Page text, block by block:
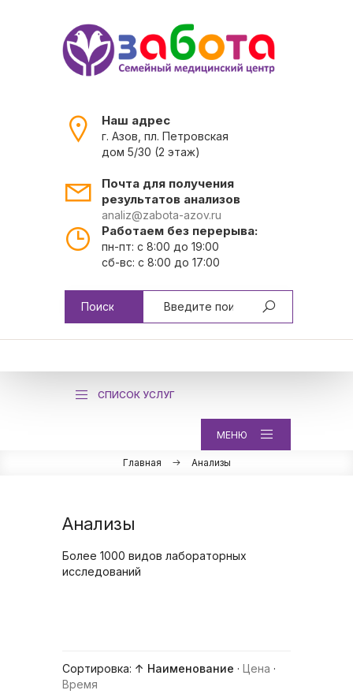
Наш адрес
г. Азов, пл. Петровская
дом 5/30 (2 этаж)
Почта для получения
результатов анализов
analiz@zabota-azov.ru
Работаем без перерыва:
пн-пт: с 8:00 до 19:00
сб-вс: с 8:00 до 17:00
СПИСОК УСЛУГ
МЕНЮ
Главная Анализы
Анализы
Более 1000 видов лабораторных
исследований
Сортировка: ↑ Наименование · Цена ·
Время